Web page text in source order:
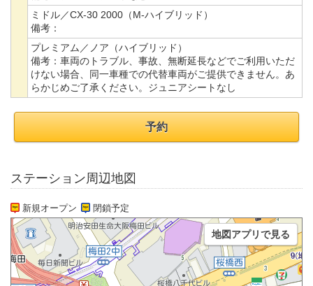
ミドル／CX-30 2000（M-ハイブリッド）
備考：
プレミアム／ノア（ハイブリッド）
備考： 車両のトラブル、事故、無断延長などでご利用いただ
けない場合、同一車種での代替車両がご提供できません。あ
らかじめご了承ください。ジュニアシートなし
予約
ステーション周辺地図
新規オープン 閉鎖予定
地図アプリで見る